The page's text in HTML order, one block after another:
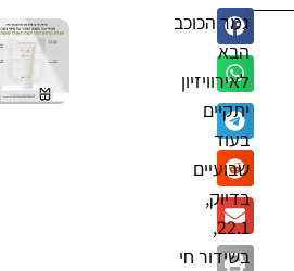
גמר הכוכב
הבא
לאירוויזיון
יתקיים
בעוד
שבועיים
בדיוק,
22.1,
בשידור חי